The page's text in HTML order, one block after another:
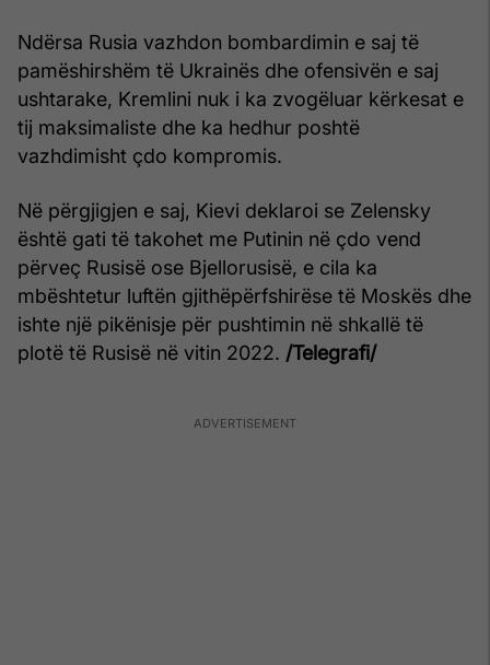
Ndërsa Rusia vazhdon bombardimin e saj të
pamëshirshëm të Ukrainës dhe ofensivën e saj
ushtarake, Kremlini nuk i ka zvogëluar kërkesat e
tij maksimaliste dhe ka hedhur poshtë
vazhdimisht çdo kompromis.
Në përgjigjen e saj, Kievi deklaroi se Zelensky
është gati të takohet me Putinin në çdo vend
përveç Rusisë ose Bjellorusisë, e cila ka
mbështetur luftën gjithëpërfshirëse të Moskës dhe
ishte një pikënisje për pushtimin në shkallë të
plotë të Rusisë në vitin 2022. /Telegrafi/